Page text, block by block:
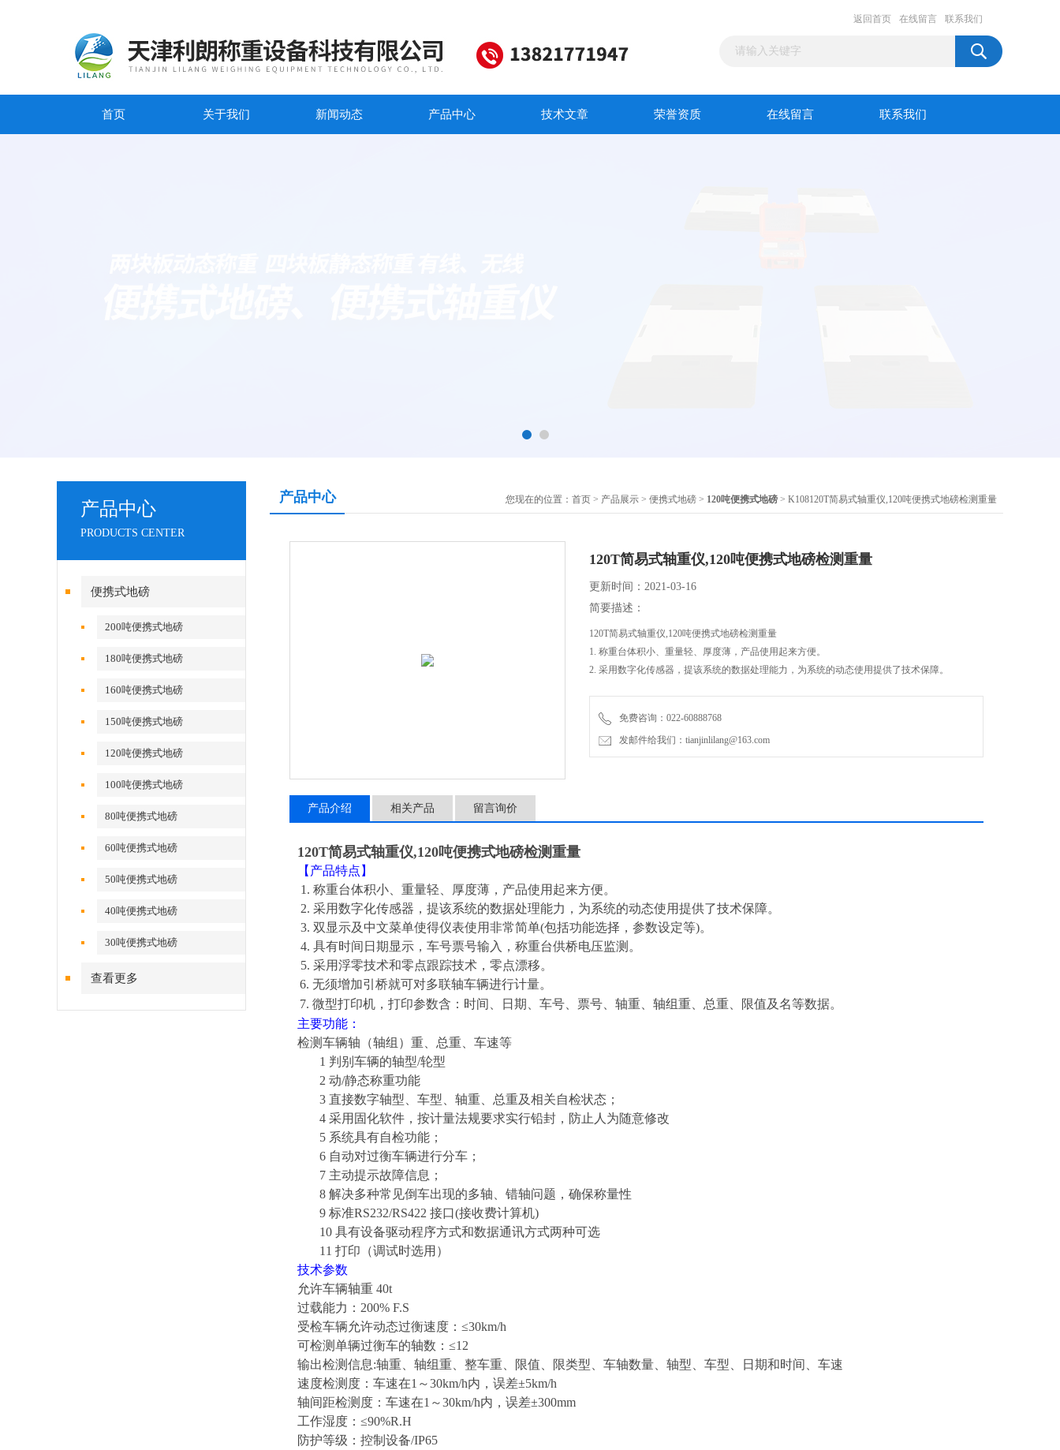
返回首页 在线留言 联系我们
首页 关于我们 新闻动态 产品中心 技术文章 荣誉资质 在线留言 联系我们
产品中心
PRODUCTS CENTER
便携式地磅
200吨便携式地磅
180吨便携式地磅
160吨便携式地磅
150吨便携式地磅
120吨便携式地磅
100吨便携式地磅
80吨便携式地磅
60吨便携式地磅
50吨便携式地磅
40吨便携式地磅
30吨便携式地磅
查看更多
产品中心 您现在的位置： 首页 > 产品展示 > 便携式地磅 > 120吨便携式地磅 > K108120T简易式轴重仪,120吨便携式地磅检测重量
120T简易式轴重仪,120吨便携式地磅检测重量
更新时间：2021-03-16
简要描述：
120T简易式轴重仪,120吨便携式地磅检测重量
1. 称重台体积小、重量轻、厚度薄，产品使用起来方便。
2. 采用数字化传感器，提该系统的数据处理能力，为系统的动态使用提供了技术保障。
免费咨询：022-60888768
发邮件给我们：tianjinlilang@163.com
产品介绍 相关产品 留言询价
120T简易式轴重仪,120吨便携式地磅检测重量
【产品特点】
1. 称重台体积小、重量轻、厚度薄，产品使用起来方便。
2. 采用数字化传感器，提该系统的数据处理能力，为系统的动态使用提供了技术保障。
3. 双显示及中文菜单使得仪表使用非常简单(包括功能选择，参数设定等)。
4. 具有时间日期显示，车号票号输入，称重台供桥电压监测。
5. 采用浮零技术和零点跟踪技术，零点漂移。
6. 无须增加引桥就可对多联轴车辆进行计量。
7. 微型打印机，打印参数含：时间、日期、车号、票号、轴重、轴组重、总重、限值及名等数据。
主要功能：
检测车辆轴（轴组）重、总重、车速等
1 判别车辆的轴型/轮型
2 动/静态称重功能
3 直接数字轴型、车型、轴重、总重及相关自检状态；
4 采用固化软件，按计量法规要求实行铅封，防止人为随意修改
5 系统具有自检功能；
6 自动对过衡车辆进行分车；
7 主动提示故障信息；
8 解决多种常见倒车出现的多轴、错轴问题，确保称量性
9 标准RS232/RS422 接口(接收费计算机)
10 具有设备驱动程序方式和数据通讯方式两种可选
11 打印（调试时选用）
技术参数
允许车辆轴重 40t
过载能力：200% F.S
受检车辆允许动态过衡速度：≤30km/h
可检测单辆过衡车的轴数：≤12
输出检测信息:轴重、轴组重、整车重、限值、限类型、车轴数量、轴型、车型、日期和时间、车速
速度检测度：车速在1～30km/h内，误差±5km/h
轴间距检测度：车速在1～30km/h内，误差±300mm
工作湿度：≤90%R.H
防护等级：控制设备/IP65